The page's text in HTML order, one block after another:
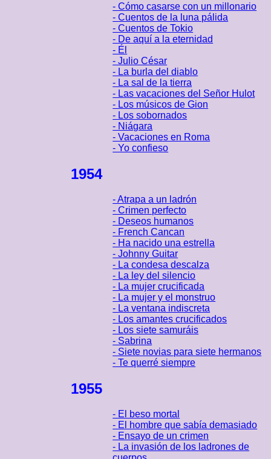
- Cómo casarse con un millonario
- Cuentos de la luna pálida
- Cuentos de Tokio
- De aquí a la eternidad
- Él
- Julio César
- La burla del diablo
- La sal de la tierra
- Las vacaciones del Señor Hulot
- Los músicos de Gion
- Los sobornados
- Niágara
- Vacaciones en Roma
- Yo confieso
1954
- Atrapa a un ladrón
- Crimen perfecto
- Deseos humanos
- French Cancan
- Ha nacido una estrella
- Johnny Guitar
- La condesa descalza
- La ley del silencio
- La mujer crucificada
- La mujer y el monstruo
- La ventana indiscreta
- Los amantes crucificados
- Los siete samuráis
- Sabrina
- Siete novias para siete hermanos
- Te querré siempre
1955
- El beso mortal
- El hombre que sabía demasiado
- Ensayo de un crimen
- La invasión de los ladrones de